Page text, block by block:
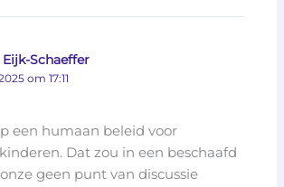
Eijk-Schaeffer
om 17:11
een humaan beleid voor
Dat zou in een beschaafd
geen punt van discussie